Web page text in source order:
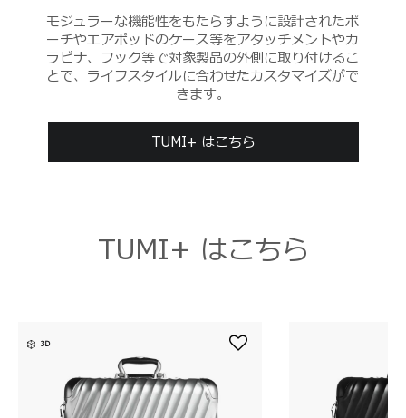
モジュラーな機能性をもたらすように設計されたポ
ーチやエアポッドのケース等をアタッチメントやカ
ラビナ、フック等で対象製品の外側に取り付けるこ
とで、ライフスタイルに合わせたカスタマイズがで
きます。
TUMI+ はこちら
TUMI+ はこちら
3D